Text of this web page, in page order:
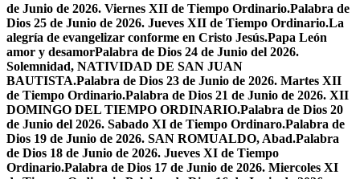
de Junio de 2026. Viernes XII de Tiempo Ordinario.Palabra de
Dios 25 de Junio de 2026. Jueves XII de Tiempo Ordinario.La
alegría de evangelizar conforme en Cristo Jesús.Papa León
amor y desamorPalabra de Dios 24 de Junio del 2026.
Solemnidad, NATIVIDAD DE SAN JUAN
BAUTISTA.Palabra de Dios 23 de Junio de 2026. Martes XII
de Tiempo Ordinario.Palabra de Dios 21 de Junio de 2026. XII
DOMINGO DEL TIEMPO ORDINARIO.Palabra de Dios 20
de Junio del 2026. Sabado XI de Tiempo Ordinaro.Palabra de
Dios 19 de Junio de 2026. SAN ROMUALDO, Abad.Palabra
de Dios 18 de Junio de 2026. Jueves XI de Tiempo
Ordinario.Palabra de Dios 17 de Junio de 2026. Miercoles XI